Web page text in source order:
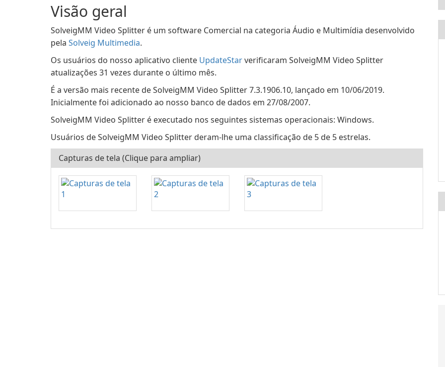
Visão geral
SolveigMM Video Splitter é um software Comercial na categoria Áudio e Multimídia desenvolvido
pela Solveig Multimedia.
Os usuários do nosso aplicativo cliente UpdateStarverificaram SolveigMM Video Splitter
atualizações 31 vezes durante o último mês.
É a versão mais recente de SolveigMM Video Splitter 7.3.1906.10, lançado em 10/06/2019.
Inicialmente foi adicionado ao nosso banco de dados em 27/08/2007.
SolveigMM Video Splitter é executado nos seguintes sistemas operacionais: Windows.
Usuários de SolveigMM Video Splitter deram-lhe uma classificação de 5 de 5 estrelas.
Capturas de tela (Clique para ampliar)